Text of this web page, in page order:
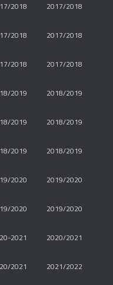
2018 2017/2018
2018 2017/2018
2018 2017/2018
2019 2018/2019
2019 2018/2019
2019 2018/2019
2020 2019/2020
2020 2019/2020
2021 2020/2021
2021 2021/2022